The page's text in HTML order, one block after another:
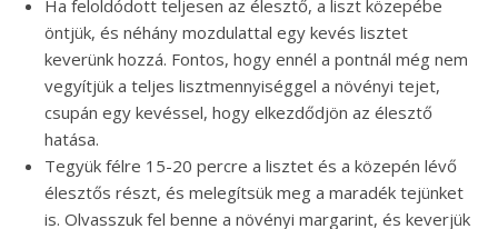
Ha feloldódott teljesen az élesztő, a liszt közepébe
öntjük, és néhány mozdulattal egy kevés lisztet
keverünk hozzá. Fontos, hogy ennél a pontnál még nem
vegyítjük a teljes lisztmennyiséggel a növényi tejet,
csupán egy kevéssel, hogy elkezdődjön az élesztő
hatása.
Tegyük félre 15-20 percre a lisztet és a közepén lévő
élesztős részt, és melegítsük meg a maradék tejünket
is. Olvasszuk fel benne a növényi margarint, és keverjük